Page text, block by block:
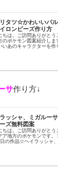
タツ☆かわいいパ
ロンビーズ作り方
ちは。ご訪問ありがと
のポケモン図案紹介し
いあのキャラクターを作
サ作り方↓
ッシャ、ミガルー
ズ無料図案
ちは。ご訪問ありがと
ア地方のポケモンです。
の作品☆ヘイラッシャ